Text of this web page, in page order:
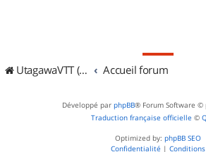
UtagawaVTT (Randos VTT et VTTAE avec traces GPS) Accueil forum
Développé par phpBB® Forum Software ©
Traduction française officielle ©
Optimized by: phpBB SEO
Confidentialité | Conditions